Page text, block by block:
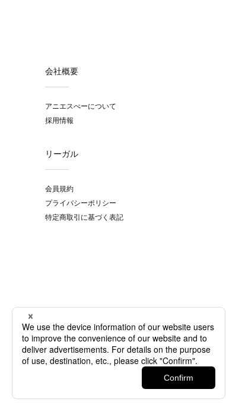
会社概要
アニエスべーについて
採用情報
リーガル
会員規約
プライバシーポリシー
特定商取引に基づく表記